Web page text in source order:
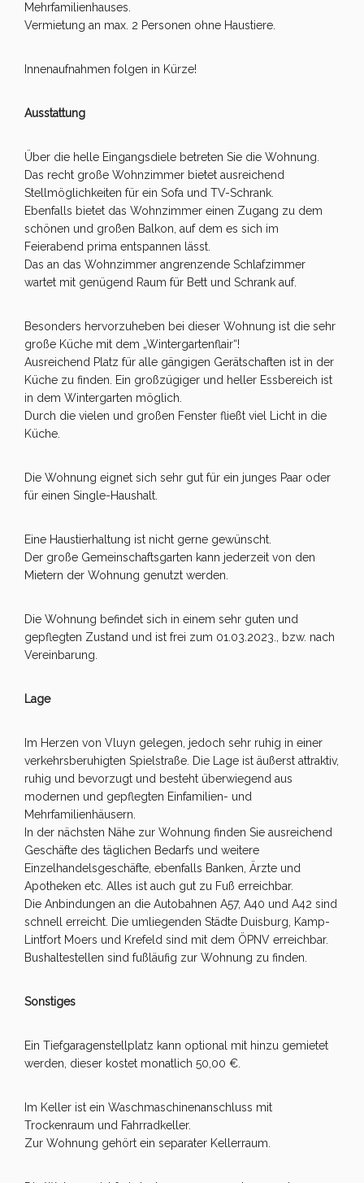
Mehrfamilienhauses.
Vermietung an max. 2 Personen ohne Haustiere.
Innenaufnahmen folgen in Kürze!
Ausstattung
Über die helle Eingangsdiele betreten Sie die Wohnung.
Das recht große Wohnzimmer bietet ausreichend
Stellmöglichkeiten für ein Sofa und TV-Schrank.
Ebenfalls bietet das Wohnzimmer einen Zugang zu dem
schönen und großen Balkon, auf dem es sich im
Feierabend prima entspannen lässt.
Das an das Wohnzimmer angrenzende Schlafzimmer
wartet mit genügend Raum für Bett und Schrank auf.
Besonders hervorzuheben bei dieser Wohnung ist die sehr
große Küche mit dem „Wintergartenflair“!
Ausreichend Platz für alle gängigen Gerätschaften ist in der
Küche zu finden. Ein großzügiger und heller Essbereich ist
in dem Wintergarten möglich.
Durch die vielen und großen Fenster fließt viel Licht in die
Küche.
Die Wohnung eignet sich sehr gut für ein junges Paar oder
für einen Single-Haushalt.
Eine Haustierhaltung ist nicht gerne gewünscht.
Der große Gemeinschaftsgarten kann jederzeit von den
Mietern der Wohnung genutzt werden.
Die Wohnung befindet sich in einem sehr guten und
gepflegten Zustand und ist frei zum 01.03.2023., bzw. nach
Vereinbarung.
Lage
Im Herzen von Vluyn gelegen, jedoch sehr ruhig in einer
verkehrsberuhigten Spielstraße. Die Lage ist äußerst attraktiv,
ruhig und bevorzugt und besteht überwiegend aus
modernen und gepflegten Einfamilien- und
Mehrfamilienhäusern.
In der nächsten Nähe zur Wohnung finden Sie ausreichend
Geschäfte des täglichen Bedarfs und weitere
Einzelhandelsgeschäfte, ebenfalls Banken, Ärzte und
Apotheken etc. Alles ist auch gut zu Fuß erreichbar.
Die Anbindungen an die Autobahnen A57, A40 und A42 sind
schnell erreicht. Die umliegenden Städte Duisburg, Kamp-
Lintfort Moers und Krefeld sind mit dem ÖPNV erreichbar.
Bushaltestellen sind fußläufig zur Wohnung zu finden.
Sonstiges
Ein Tiefgaragenstellplatz kann optional mit hinzu gemietet
werden, dieser kostet monatlich 50,00 €.
Im Keller ist ein Waschmaschinenanschluss mit
Trockenraum und Fahrradkeller.
Zur Wohnung gehört ein separater Kellerraum.